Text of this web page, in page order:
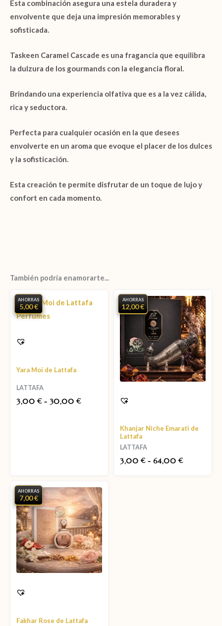
Esta combinación asegura una estela duradera y
envolvente que deja una impresión memorables y
sofisticada.
Taskeen Caramel Cascade es una fragancia que equilibra
la dulzura de los gourmands con la elegancia floral.
Brindando una experiencia olfativa que es a la vez cálida,
rica y seductora.
Perfecta para cualquier ocasión en la que desees
envolverte en un aroma que evoque el placer de los dulces
y la sofisticación.
Esta creación te permite disfrutar de un toque de lujo y
confort en cada momento.
También podría enamorarte...
AHORRAS
5,00 €
Yara Moi de Lattafa
LATTAFA
3,00 € - 30,00 €
AHORRAS
12,00 €
Khanjar Niche Emarati de
Lattafa
LATTAFA
3,00 € - 64,00 €
AHORRAS
7,00 €
Fakhar Rose de Lattafa